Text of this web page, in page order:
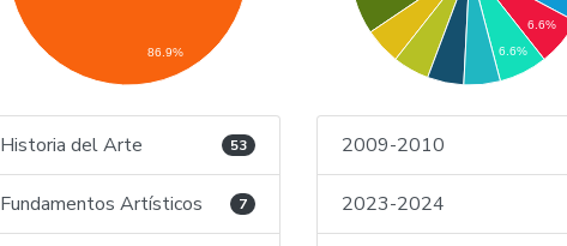
86.9%
Historia del Arte 53
Fundamentos Artísticos 7
6.6%
6.6%
2009-2010
2023-2024